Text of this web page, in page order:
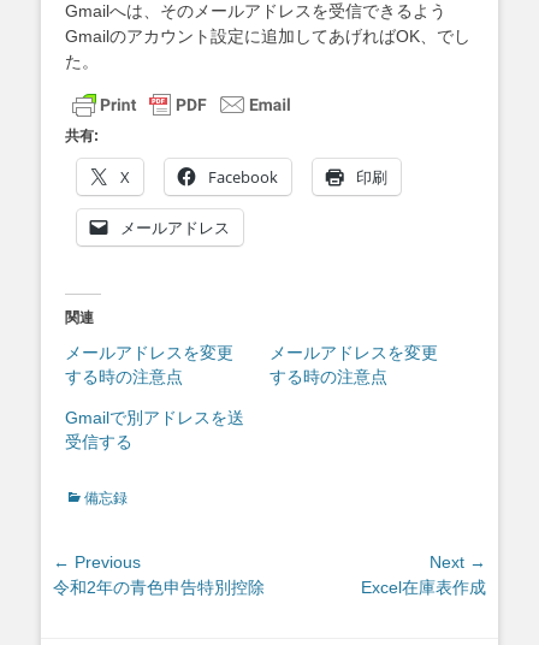
Gmailへは、そのメールアドレスを受信できるよう
Gmailのアカウント設定に追加してあげればOK、でし
た。
共有:
X Facebook 印刷
メールアドレス
関連
メールアドレスを変更
する時の注意点
メールアドレスを変更
する時の注意点
Gmailで別アドレスを送
受信する
Categories
備忘録
投
稿
← Previous
Previous
令和2年の青色申告特別控除
Next →
Excel在庫表作成